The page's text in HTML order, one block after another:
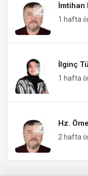
İmtihan
1 hafta
İlginç
1 hafta
Hz.
2 hafta